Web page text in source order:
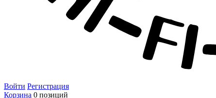
Войти Регистрация
Корзина 0 позиций